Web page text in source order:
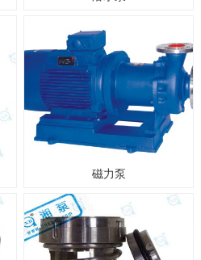
磁力泵